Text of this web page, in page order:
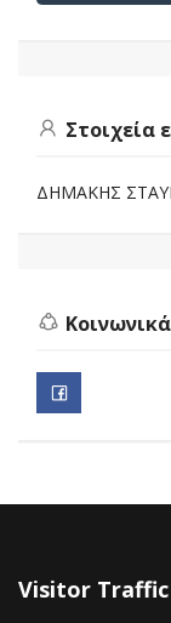
Στοιχεία
ΔΗΜΑΚΗΣ
Visitor Traffic